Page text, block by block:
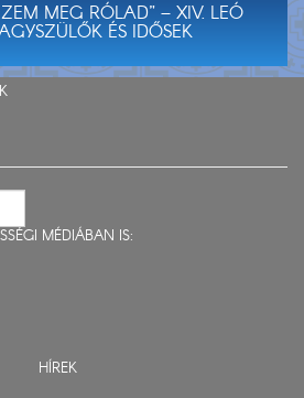
MEG RÓLAD” – XIV. LEÓ
ÉS IDŐSEK
MÉDIÁBAN IS:
HÍREK